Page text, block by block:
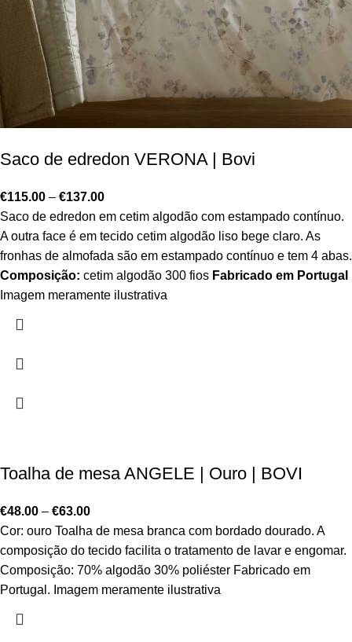
Saco de edredon VERONA | Bovi
€115.00 – €137.00
Saco de edredon em cetim algodão com estampado contínuo.
A outra face é em tecido cetim algodão liso bege claro. As
fronhas de almofada são em estampado contínuo e tem 4 abas.
Composição: cetim algodão 300 fios Fabricado em Portugal
Imagem meramente ilustrativa
Toalha de mesa ANGELE | Ouro | BOVI
€48.00 – €63.00
Cor: ouro Toalha de mesa branca com bordado dourado. A
composição do tecido facilita o tratamento de lavar e engomar.
Composição: 70% algodão 30% poliéster Fabricado em
Portugal. Imagem meramente ilustrativa